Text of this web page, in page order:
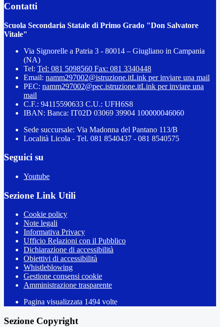
Contatti
Scuola Secondaria Statale di Primo Grado "Don Salvatore
Vitale"
Via Signorelle a Patria 3 - 80014 – Giugliano in Campania
(NA)
Tel: Tel: 081 5098560 Fax: 081 3340448
Email: namm297002@istruzione.itLink per inviare una mail
PEC: namm297002@pec.istruzione.itLink per inviare una
mail
C.F.: 94115590633 C.U.: UFH6S8
IBAN: Banca: IT02D 03069 39904 100000046060
Sede succursale: Via Madonna del Pantano 113/B
Località Licola - Tel. 081 8540437 - 081 8540575
Seguici su
Youtube
Sezione Link Utili
Cookie policy
Note legali
Informativa Privacy
Ufficio Relazioni con il Pubblico
Dichiarazione di accessibilità
Obiettivi di accessibilità
Whistleblowing
Gestione consensi cookie
Amministrazione trasparente
Pagina visualizzata 1494 volte
Sezione Copyright